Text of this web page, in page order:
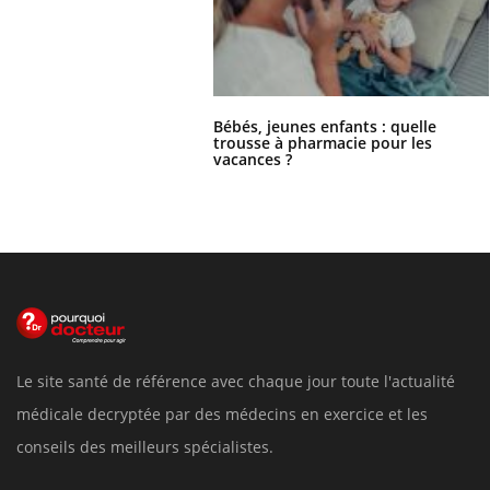
Bébés, jeunes enfants : quelle
trousse à pharmacie pour les
vacances ?
Le site santé de référence avec chaque jour toute l'actualité
médicale decryptée par des médecins en exercice et les
conseils des meilleurs spécialistes.